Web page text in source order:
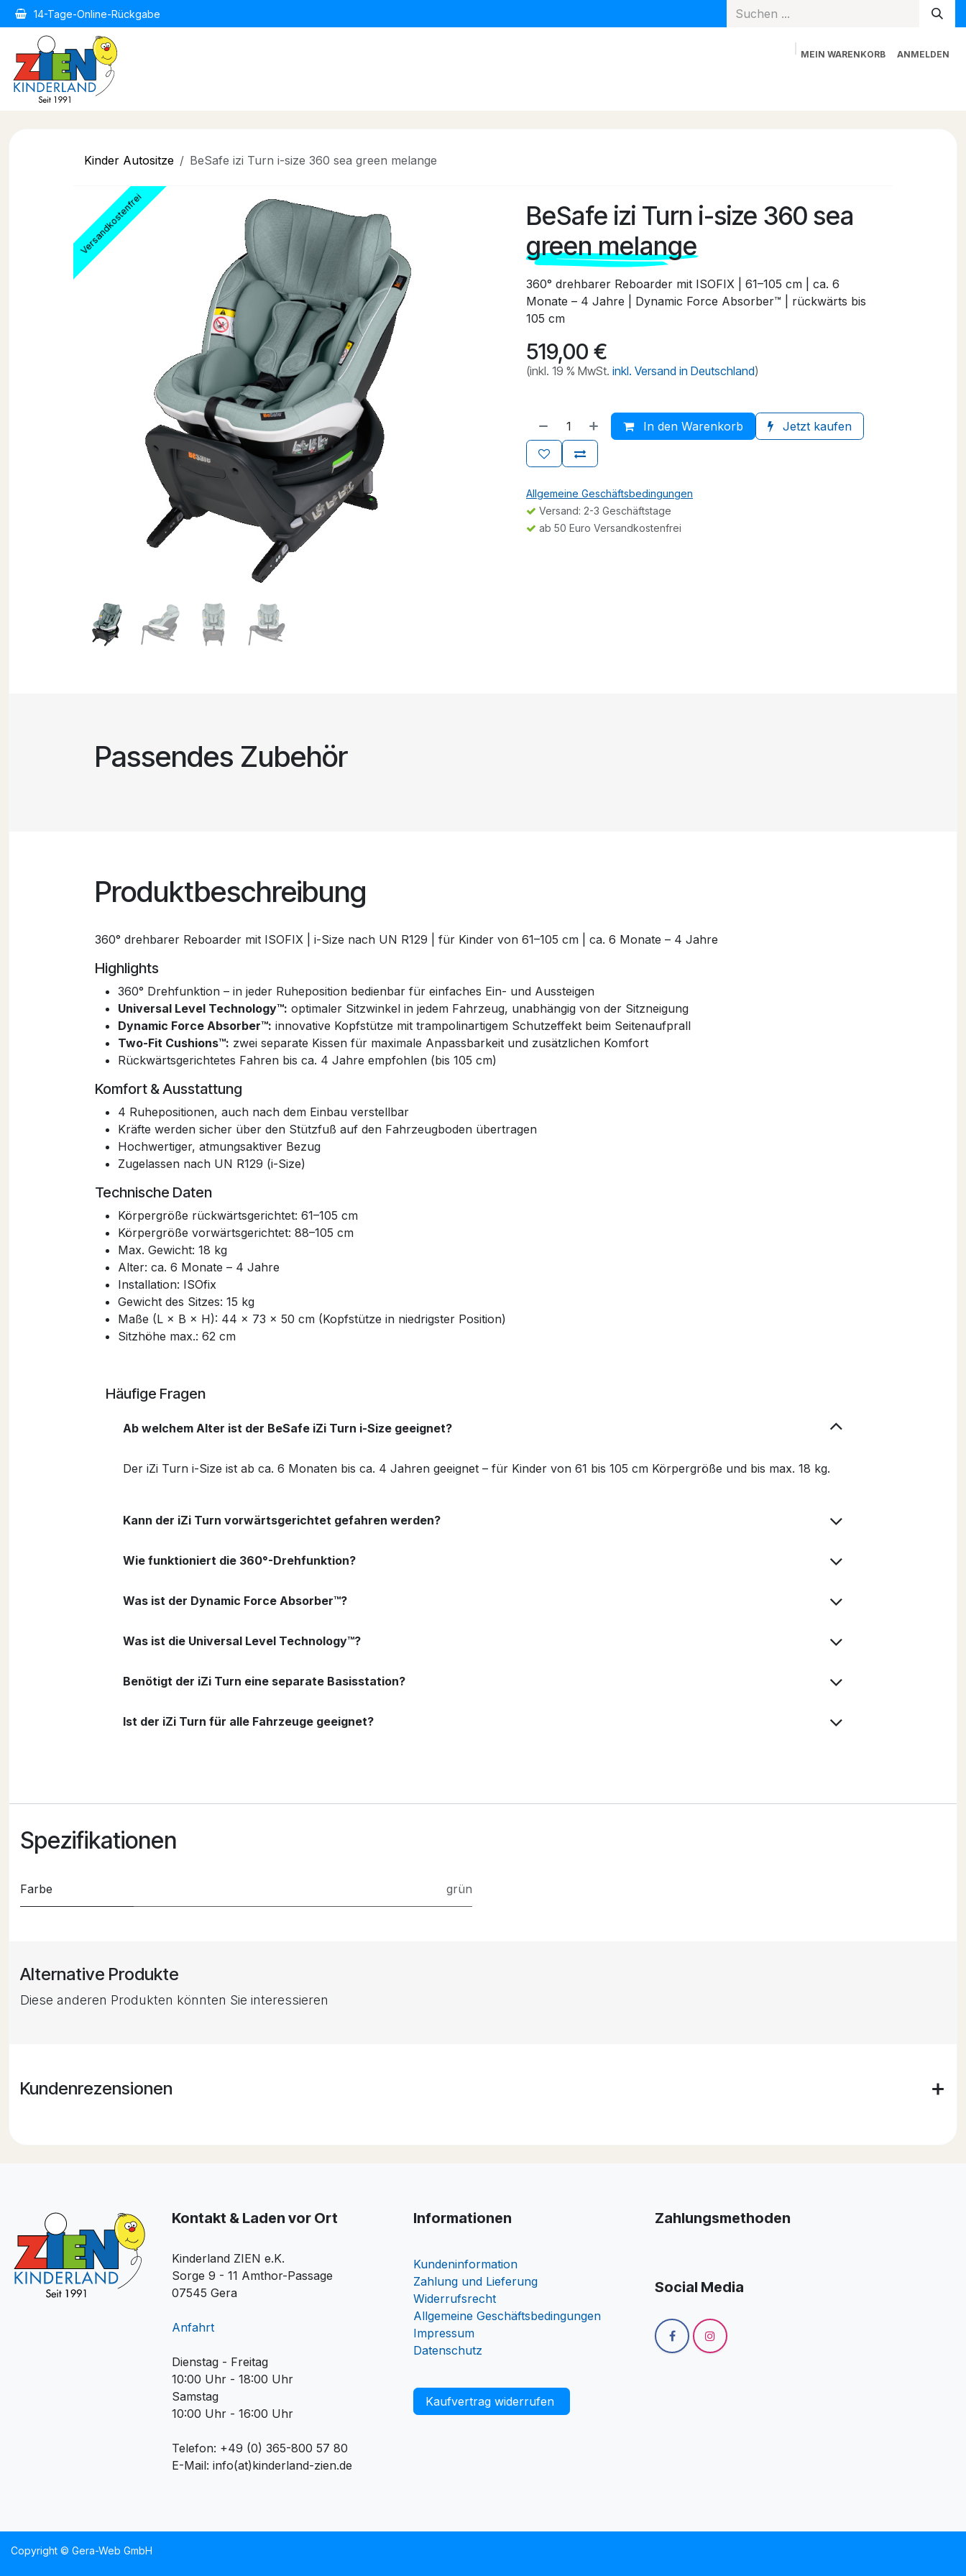
Zum Inhalt springen
14-Tage-Online-Rückgabe
MEIN WARENKORB ANMELDEN
Kinder Autositze BeSafe izi Turn i-size 360 sea green melange
Versandkostenfrei
Versandkostenfrei
BeSafe izi Turn i-size 360 sea
green melange
360° drehbarer Reboarder mit ISOFIX | 61–105 cm | ca. 6
Monate – 4 Jahre | Dynamic Force Absorber™ | rückwärts bis
105 cm
519,00 €
(inkl. 19 % MwSt. inkl. Versand in Deutschland)
In den Warenkorb Jetzt kaufen
Allgemeine Geschäftsbedingungen
Versand: 2-3 Geschäftstage
ab 50 Euro Versandkostenfrei
Passendes Zubehör
Produktbeschreibung
360° drehbarer Reboarder mit ISOFIX | i-Size nach UN R129 | für Kinder von 61–105 cm | ca. 6 Monate – 4 Jahre
Highlights
360° Drehfunktion – in jeder Ruheposition bedienbar für einfaches Ein- und Aussteigen
Universal Level Technology™: optimaler Sitzwinkel in jedem Fahrzeug, unabhängig von der Sitzneigung
Dynamic Force Absorber™: innovative Kopfstütze mit trampolinartigem Schutzeffekt beim Seitenaufprall
Two-Fit Cushions™: zwei separate Kissen für maximale Anpassbarkeit und zusätzlichen Komfort
Rückwärtsgerichtetes Fahren bis ca. 4 Jahre empfohlen (bis 105 cm)
Komfort & Ausstattung
4 Ruhepositionen, auch nach dem Einbau verstellbar
Kräfte werden sicher über den Stützfuß auf den Fahrzeugboden übertragen
Hochwertiger, atmungsaktiver Bezug
Zugelassen nach UN R129 (i-Size)
Technische Daten
Körpergröße rückwärtsgerichtet: 61–105 cm
Körpergröße vorwärtsgerichtet: 88–105 cm
Max. Gewicht: 18 kg
Alter: ca. 6 Monate – 4 Jahre
Installation: ISOfix
Gewicht des Sitzes: 15 kg
Maße (L × B × H): 44 × 73 × 50 cm (Kopfstütze in niedrigster Position)
Sitzhöhe max.: 62 cm
Häufige Fragen
Ab welchem Alter ist der BeSafe iZi Turn i-Size geeignet?
Der iZi Turn i-Size ist ab ca. 6 Monaten bis ca. 4 Jahren geeignet – für Kinder von 61 bis 105 cm Körpergröße und bis max. 18 kg.
Kann der iZi Turn vorwärtsgerichtet gefahren werden?
Wie funktioniert die 360°-Drehfunktion?
Was ist der Dynamic Force Absorber™?
Was ist die Universal Level Technology™?
Benötigt der iZi Turn eine separate Basisstation?
Ist der iZi Turn für alle Fahrzeuge geeignet?
Spezifikationen
Farbe grün
Alternative Produkte
Diese anderen Produkten könnten Sie interessieren
Kundenrezensionen
Kontakt & Laden vor Ort
Kinderland ZIEN e.K.
Sorge 9 - 11 Amthor-Passage
07545 Gera
Anfahrt
Dienstag - Freitag
10:00 Uhr - 18:00 Uhr
Samstag
10:00 Uhr - 16:00 Uhr
Telefon: +49 (0) 365-800 57 80
E-Mail: info(at)kinderland-zien.de
Informationen
Kundeninformation
Zahlung und Lieferung
Widerrufsrecht
Allgemeine Geschäftsbedingungen
Impressum
Datenschutz
Kaufvertrag widerrufen
Zahlungsmethoden
Social Media
Copyright © Gera-Web GmbH